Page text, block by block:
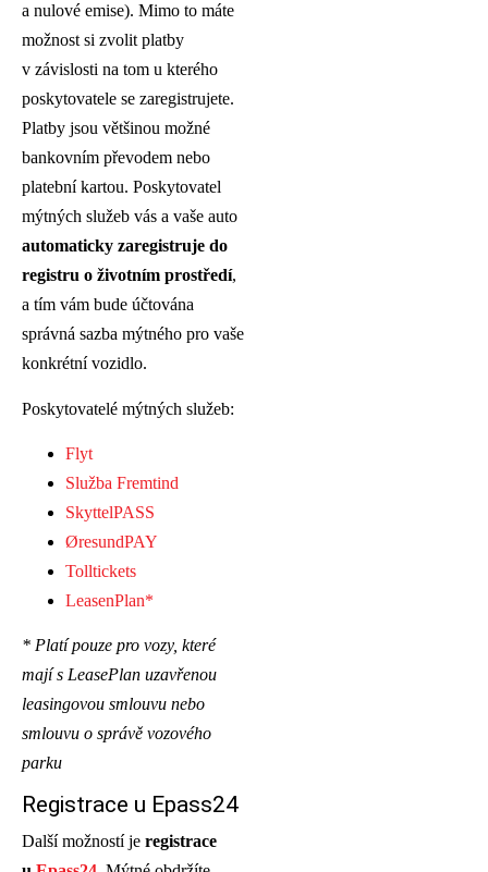
a nulové emise). Mimo to máte
možnost si zvolit platby
v závislosti na tom u kterého
poskytovatele se zaregistrujete.
Platby jsou většinou možné
bankovním převodem nebo
platební kartou. Poskytovatel
mýtných služeb vás a vaše auto
automaticky zaregistruje do
registru o životním prostředí,
a tím vám bude účtována
správná sazba mýtného pro vaše
konkrétní vozidlo.
Poskytovatelé mýtných služeb:
Flyt
Služba Fremtind
SkyttelPASS
ØresundPAY
Tolltickets
LeasenPlan*
* Platí pouze pro vozy, které
mají s LeasePlan uzavřenou
leasingovou smlouvu nebo
smlouvu o správě vozového
parku
Registrace u Epass24
Další možností je registrace